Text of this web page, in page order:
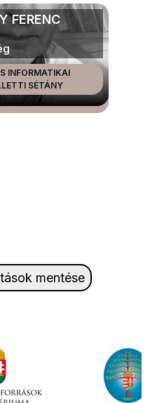
FERENC
INFORMATIKAI
SÉTÁNY
ÉS ÜNNEPEK
mentése